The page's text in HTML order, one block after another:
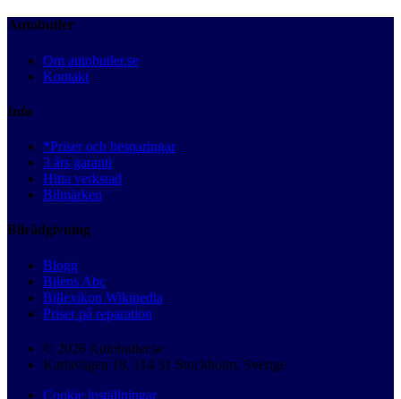
Autobutler
Om autobutler.se
Kontakt
Info
*Priser och besparingar
3 års garanti
Hitta verkstad
Bilmärken
Bilrådgivning
Blogg
Bilens Abc
Billexikon Wikipedia
Priser på reparation
© 2026 Autobutler.se
Karlavägen 18, 114 31 Stockholm, Sverige
Cookie inställningar